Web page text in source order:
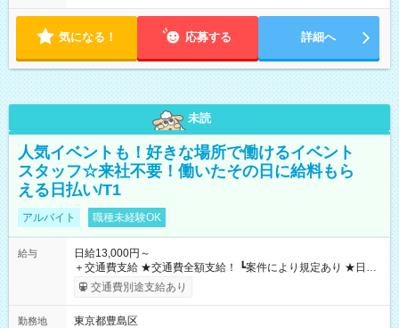
気になる！ 応募する 詳細へ
未読
人気イベントも！好きな場所で働けるイベント
スタッフ☆来社不要！働いたその日に給料もら
える日払い/T1
アルバイト 職種未経験OK
給与
日給13,000円～
＋交通費支給 ★交通費全額支給！ ┗案件により規定あり ★日払
いOK！（規定あり） ┗働いたその日に現金GET♪ お仕事後はコ
ンビニATMから 日払い分を引き落とせます！ 【試用期間】試
交通費別途支給あり
勤務地
東京都豊島区